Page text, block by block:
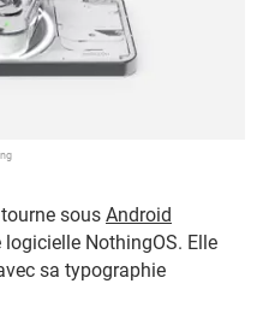
sous Android
NothingOS. Elle
sa typographie